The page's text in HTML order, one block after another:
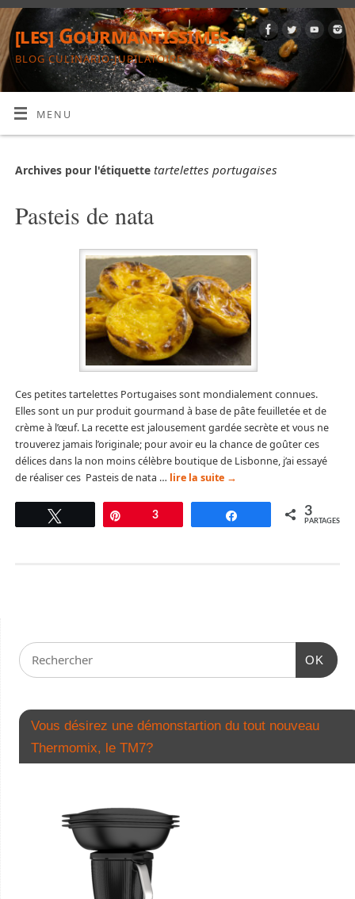
[les] Gourmantissimes
BLOG CULINARIO-JUBILATOIRE
MENU
Archives pour l'étiquette tartelettes portugaises
Pasteis de nata
Ces petites tartelettes Portugaises sont mondialement connues.
Elles sont un pur produit gourmand à base de pâte feuilletée et de
crème à l’œuf. La recette est jalousement gardée secrète et vous ne
trouverez jamais l’originale; pour avoir eu la chance de goûter ces
délices dans la non moins célèbre boutique de Lisbonne, j’ai essayé
de réaliser ces Pasteis de nata … lire la suite →
Tweetez Épingle
3 Partagez 3
PARTAGES
OK
Vous désirez une démonstartion du tout nouveau
Thermomix, le TM7?